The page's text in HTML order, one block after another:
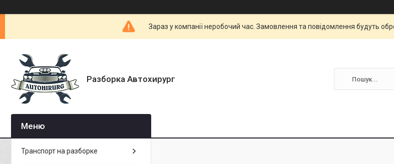
Зараз у компанії неробочий час. Замовлення та повідомлення будуть
Разборка Автохирург
Транспорт на разборке